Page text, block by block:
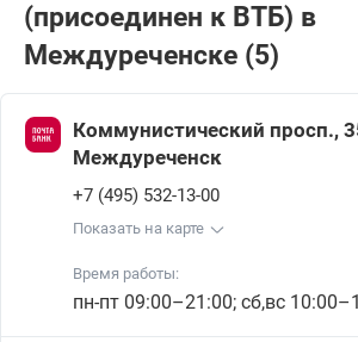
(присоединен к ВТБ) в
Междуреченске (5)
Коммунистический просп.,
Междуреченск
+7 (495) 532-13-00
Показать на карте
Время работы:
пн-пт 09:00–21:00; сб,вс